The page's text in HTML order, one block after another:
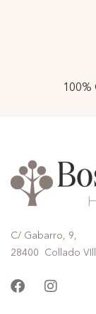
C/ Gabarro, 9,
28400 Collado